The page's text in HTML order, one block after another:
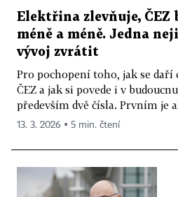
Elektřina zlevňuje, ČEZ
méně a méně. Jedna
vývoj zvrátit
Pro pochopení toho, jak se
ČEZ a jak si povede i v
především dvě čísla. Prvním je
13. 3. 2026 ▪ 5 min. čtení